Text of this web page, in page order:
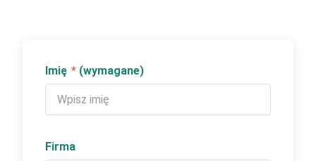
Imię * (wymagane)
Firma